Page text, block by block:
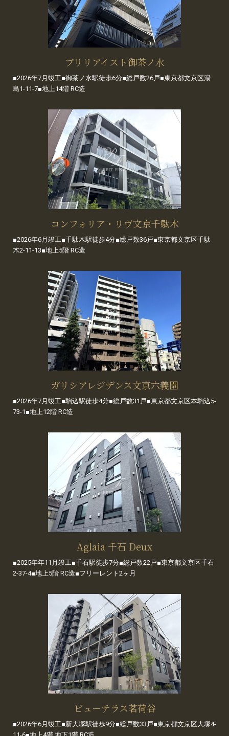
ブリリアイスト御茶ノ水
■2026年7月竣工■御茶ノ水駅徒歩6分■総戸数26戸■東京都文京区湯
島1-11-7■地上14階 RC造
コンフォリア・リヴ文京千駄木
■2026年6月竣工■千駄木駅徒歩4分■総戸数36戸■東京都文京区千駄
木2-11-13■地上5階 RC造
ガリシアレジデンス文京六義園
■2026年7月竣工■駒込駅徒歩4分■総戸数31戸■東京都文京区本駒込5-
73-1■地上12階 RC造
Aglaia 千石 Deux
■2025年年11月竣工■千石駅徒歩7分■総戸数22戸■東京都文京区千石
2-37-4■地上5階 RC造■フリーレント2ヶ月
ビューテラス茗荷谷
■2026年6月竣工■新大塚駅徒歩9分■総戸数33戸■東京都文京区大塚4-